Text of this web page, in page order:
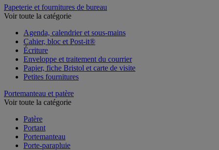
Papeterie et fournitures de bureau
Voir toute la catégorie
Agenda, calendrier et sous-mains
Cahier, bloc et Post-it®
Écriture
Enveloppe et traitement du courrier
Papier, fiche Bristol et carte de visite
Petites fournitures
Portemanteau et patère
Voir toute la catégorie
Patère
Portant
Portemanteau
Porte-parapluie